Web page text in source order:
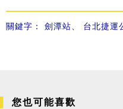
關鍵字： 劍潭站 台北捷運
您也可能喜歡